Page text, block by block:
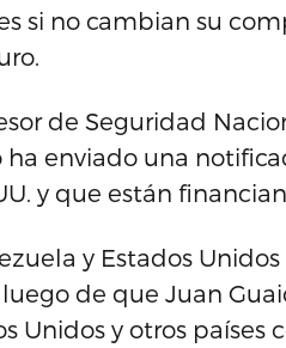
si no cambian su
de Seguridad
enviado una
y que están
y Estados
de que Juan
Unidos y otros países